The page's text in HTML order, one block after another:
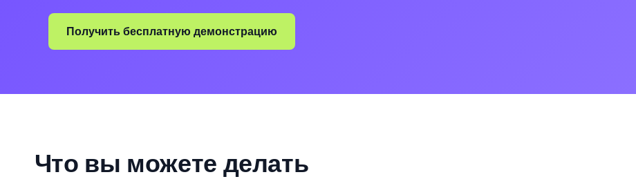
Получить бесплатную демонстрацию
Что вы можете делать